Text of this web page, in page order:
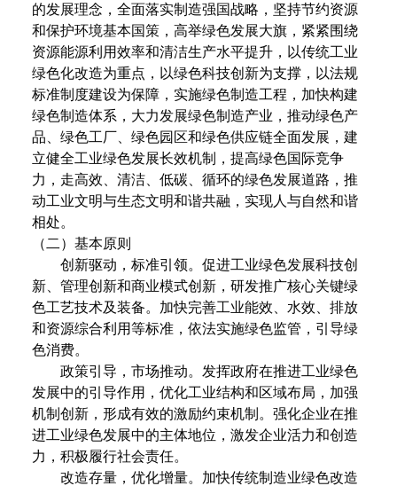
的发展理念，全面落实制造强国战略，坚持节约资源
和保护环境基本国策，高举绿色发展大旗，紧紧围绕
资源能源利用效率和清洁生产水平提升，以传统工业
绿色化改造为重点，以绿色科技创新为支撑，以法规
标准制度建设为保障，实施绿色制造工程，加快构建
绿色制造体系，大力发展绿色制造产业，推动绿色产
品、绿色工厂、绿色园区和绿色供应链全面发展，建
立健全工业绿色发展长效机制，提高绿色国际竞争
力，走高效、清洁、低碳、循环的绿色发展道路，推
动工业文明与生态文明和谐共融，实现人与自然和谐
相处。
（二）基本原则
创新驱动，标准引领。促进工业绿色发展科技创
新、管理创新和商业模式创新，研发推广核心关键绿
色工艺技术及装备。加快完善工业能效、水效、排放
和资源综合利用等标准，依法实施绿色监管，引导绿
色消费。
政策引导，市场推动。发挥政府在推进工业绿色
发展中的引导作用，优化工业结构和区域布局，加强
机制创新，形成有效的激励约束机制。强化企业在推
进工业绿色发展中的主体地位，激发企业活力和创造
力，积极履行社会责任。
改造存量，优化增量。加快传统制造业绿色改造